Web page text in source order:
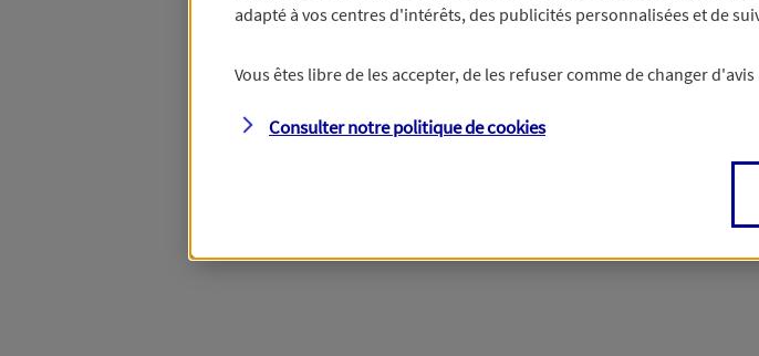
adapté à vos centres d'intérêts, des publicités personnalisées et de
Vous êtes libre de les accepter, de les refuser comme de changer
Consulter notre politique decookies